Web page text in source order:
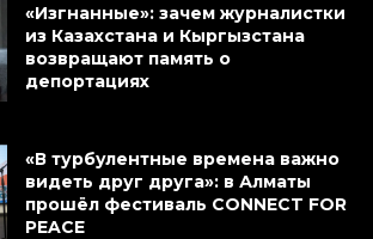
«Изгнанные»: зачем журналистки
из Казахстана и Кыргызстана
возвращают память о
депортациях
«В турбулентные времена важно
видеть друг друга»: в Алматы
прошёл фестиваль CONNECT FOR
PEACE